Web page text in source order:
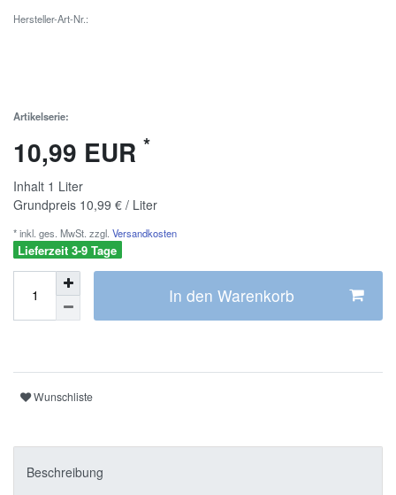
Hersteller-Art-Nr.:
Artikelserie:
10,99 EUR *
Inhalt 1 Liter
Grundpreis 10,99 € / Liter
* inkl. ges. MwSt. zzgl. Versandkosten
Lieferzeit 3-9 Tage
In den Warenkorb
Wunschliste
Beschreibung